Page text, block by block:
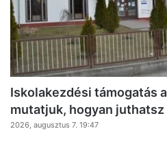
Iskolakezdési támogatás
mutatjuk, hogyan juthatsz
2026, augusztus 7. 19:47